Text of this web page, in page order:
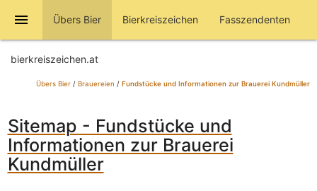
menu Übers Bier Bierkreiszeichen Fasszendenten
bierkreiszeichen.at
Übers Bier/ Brauereien / Fundstücke und Informationen zur Brauerei Kundmüller
Sitemap - Fundstücke und
Informationen zur Brauerei
Kundmüller